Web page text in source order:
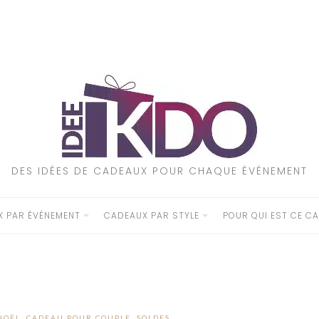
DES IDÉES DE CADEAUX POUR CHAQUE ÉVÉNEMENT
PAR ÉVÉNEMENT CADEAUX PAR STYLE POUR QUI EST CE